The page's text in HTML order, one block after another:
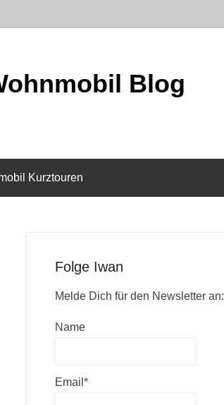
Blog
Kurztouren
Folge Iwan
Melde Dich für den Newsletter an:
Name
Email*